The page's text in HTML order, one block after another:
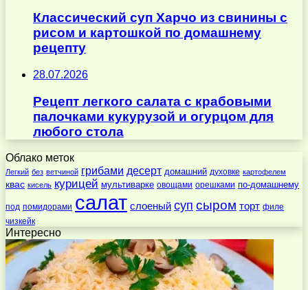
Классический суп Харчо из свинины с
рисом и картошкой по домашнему
рецепту
28.07.2026
Рецепт легкого салата с крабовыми
палочками кукурузой и огурцом для
любого стола
Облако меток
Легкий без ветчиной грибами десерт домашний духовке картофелем
квас кисель курицей мультиварке овощами орешками по-домашнему
под помидорами салат слоеный суп сыром торт филе
чизкейк
Интересно